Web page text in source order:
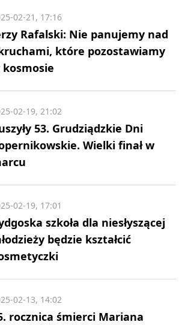
Rafalski: Nie panujemy nad
które pozostawiamy
kosmosie
02-21, 17:16
53. Grudziądzkie Dni
Wielki finał w
02-19, 21:02
szkoła dla niesłyszącej
będzie kształcić
02-19, 17:01
rocznica śmierci Mariana
02-13, 14:02